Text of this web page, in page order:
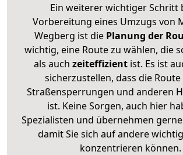
Ein weiterer wichtiger Schritt
Vorbereitung eines Umzugs von
Wegberg ist diePlanung der
wichtig, eine Route zu wählen, die
als auch zeiteffizientist. Es ist
sicherzustellen, dass die
Straßensperrungen und anderen
ist. Keine Sorgen, auch hier
Spezialisten und übernehmen
damit Sie sich auf andere
konzentrieren können.